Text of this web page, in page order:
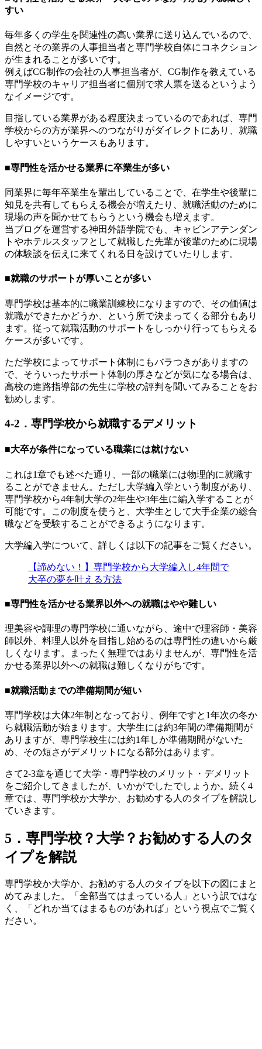
すい
毎年多くの学生を関連性の高い業界に送り込んでいるので、
自然とその業界の人事担当者と専門学校自体にコネクション
が生まれることが多いです。
例えばCG制作の会社の人事担当者が、CG制作を教えている
専門学校のキャリア担当者に個別で求人票を送るというよう
なイメージです。
目指している業界がある程度決まっているのであれば、専門
学校からの方が業界へのつながりがダイレクトにあり、就職
しやすいというケースもあります。
■専門性を活かせる業界に卒業生が多い
同業界に毎年卒業生を輩出していることで、在学生や後輩に
知見を共有してもらえる機会が増えたり、就職活動のために
現場の声を聞かせてもらうという機会も増えます。
当ブログを運営する神田外語学院でも、キャビンアテンダン
トやホテルスタッフとして就職した先輩が後輩のために現場
の体験談を伝えに来てくれる日を設けていたりします。
■就職のサポートが厚いことが多い
専門学校は基本的に職業訓練校になりますので、その価値は
就職ができたかどうか、という所で決まってくる部分もあり
ます。従って就職活動のサポートをしっかり行ってもらえる
ケースが多いです。
ただ学校によってサポート体制にもバラつきがありますの
で、そういったサポート体制の厚さなどが気になる場合は、
高校の進路指導部の先生に学校の評判を聞いてみることをお
勧めします。
4-2．専門学校から就職するデメリット
■大卒が条件になっている職業には就けない
これは1章でも述べた通り、一部の職業には物理的に就職す
ることができません。ただし大学編入学という制度があり、
専門学校から4年制大学の2年生や3年生に編入学することが
可能です。この制度を使うと、大学生として大手企業の総合
職などを受験することができるようになります。
大学編入学について、詳しくは以下の記事をご覧ください。
【諦めない！】専門学校から大学編入し4年間で
大卒の夢を叶える方法
■専門性を活かせる業界以外への就職はやや難しい
理美容や調理の専門学校に通いながら、途中で理容師・美容
師以外、料理人以外を目指し始めるのは専門性の違いから厳
しくなります。まったく無理ではありませんが、専門性を活
かせる業界以外への就職は難しくなりがちです。
■就職活動までの準備期間が短い
専門学校は大体2年制となっており、例年ですと1年次の冬か
ら就職活動が始まります。大学生には約3年間の準備期間が
ありますが、専門学校生には約1年しか準備期間がないた
め、その短さがデメリットになる部分はあります。
さて2-3章を通じて大学・専門学校のメリット・デメリット
をご紹介してきましたが、いかがでしたでしょうか。続く4
章では、専門学校か大学か、お勧めする人のタイプを解説し
ていきます。
5．専門学校？大学？お勧めする人のタ
イプを解説
専門学校か大学か、お勧めする人のタイプを以下の図にまと
めてみました。「全部当てはまっている人」という訳ではな
く、「どれか当てはまるものがあれば」という視点でご覧く
ださい。